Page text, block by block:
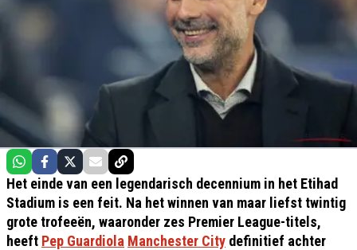
Het einde van een legendarisch decennium in het Etihad
Stadium is een feit. Na het winnen van maar liefst twintig
grote trofeeën, waaronder zes Premier League-titels,
heeft Pep Guardiola Manchester City definitief achter